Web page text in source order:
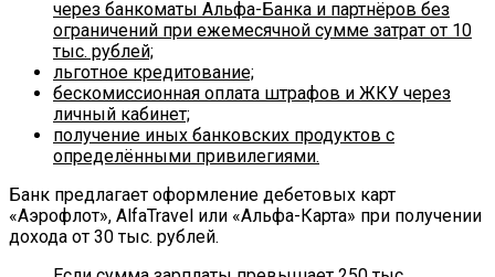
через банкоматы Альфа-Банка и партнёров без
ограничений при ежемесячной сумме затрат от 10
тыс. рублей;
льготное кредитование;
бескомиссионная оплата штрафов и ЖКУ через
личный кабинет;
получение иных банковских продуктов с
определёнными привилегиями.
Банк предлагает оформление дебетовых карт
«Аэрофлот», AlfaTravel или «Альфа-Карта» при получении
дохода от 30 тыс. рублей.